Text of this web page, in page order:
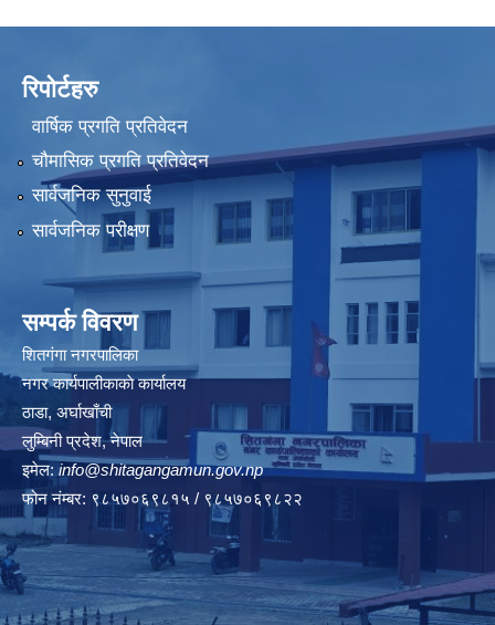
रिपोर्टहरु
वार्षिक प्रगति प्रतिवेदन
चौमासिक प्रगति प्रतिवेदन
सार्वजनिक सुनुवाई
सार्वजनिक परीक्षण
सम्पर्क विवरण
शितगंगा नगरपालिका
नगर कार्यपालीकाकाे कार्यालय
ठाडा, अर्घाखाँची
लुम्बिनी प्रदेश, नेपाल
इमेल: info@shitagangamun.gov.np
फोन नंम्बर: ९८५७०६९८१५ / ९८५७०६९८२२